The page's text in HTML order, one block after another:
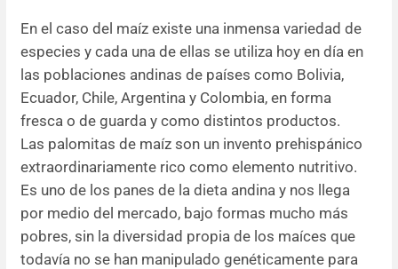
En el caso del maíz existe una inmensa variedad de
especies y cada una de ellas se utiliza hoy en día en
las poblaciones andinas de países como Bolivia,
Ecuador, Chile, Argentina y Colombia, en forma
fresca o de guarda y como distintos productos.
Las palomitas de maíz son un invento prehispánico
extraordinariamente rico como elemento nutritivo.
Es uno de los panes de la dieta andina y nos llega
por medio del mercado, bajo formas mucho más
pobres, sin la diversidad propia de los maíces que
todavía no se han manipulado genéticamente para